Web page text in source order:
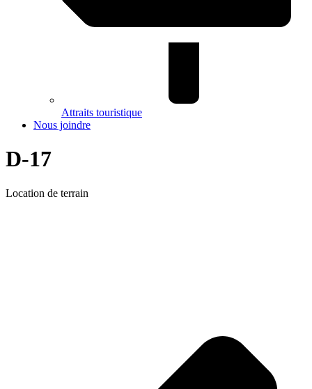
Attraits touristique
Nous joindre
D-17
Location de terrain